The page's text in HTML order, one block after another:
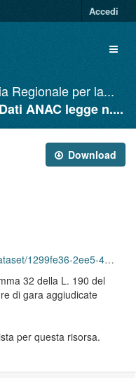
Accedi
Regionale per la...
Dati ANAC legge n....
Download
817e-4bca34c5d631/download/tabella_art-1_co32_l.192_2012-anno-2020.pdf
32 della L. 190 del
di gara aggiudicate
per questa risorsa.